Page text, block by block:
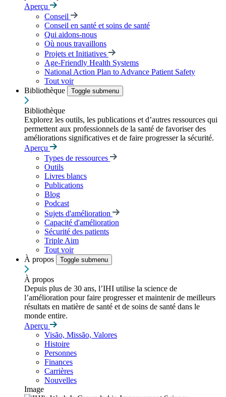
Aperçu
Conseil
Conseil en santé et soins de santé
Qui aidons-nous
Où nous travaillons
Projets et Initiatives
Age-Friendly Health Systems
National Action Plan to Advance Patient Safety
Tout voir
Bibliothèque
Toggle submenu
Bibliothèque
Explorez les outils, les publications et d’autres ressources qui
permettent aux professionnels de la santé de favoriser des
améliorations significatives et de faire progresser la sécurité.
Aperçu
Types de ressources
Outils
Livres blancs
Publications
Blog
Podcast
Sujets d'amélioration
Capacité d'amélioration
Sécurité des patients
Triple Aim
Tout voir
À propos
Toggle submenu
À propos
Depuis plus de 30 ans, l’IHI utilise la science de
l’amélioration pour faire progresser et maintenir de meilleurs
résultats en matière de santé et de soins de santé dans le
monde entire.
Aperçu
Visão, Missão, Valores
Histoire
Personnes
Finances
Carrières
Nouvelles
Image